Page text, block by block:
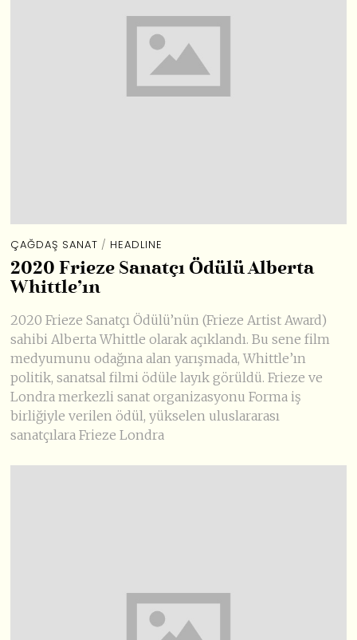
ÇAĞDAŞ SANAT / HEADLINE
2020 Frieze Sanatçı Ödülü Alberta
Whittle’ın
2020 Frieze Sanatçı Ödülü’nün (Frieze Artist Award)
sahibi Alberta Whittle olarak açıklandı. Bu sene film
medyumunu odağına alan yarışmada, Whittle’ın
politik, sanatsal filmi ödüle layık görüldü. Frieze ve
Londra merkezli sanat organizasyonu Forma iş
birliğiyle verilen ödül, yükselen uluslararası
sanatçılara Frieze Londra